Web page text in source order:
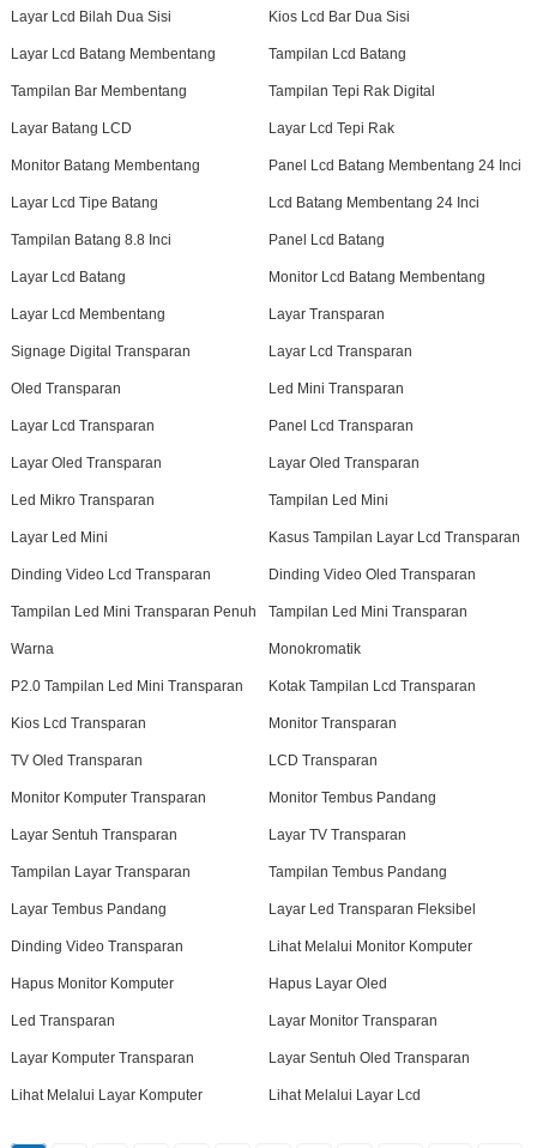
Layar Lcd Bilah Dua Sisi Kios Lcd Bar Dua Sisi
Layar Lcd Batang Membentang Tampilan Lcd Batang
Tampilan Bar Membentang Tampilan Tepi Rak Digital
Layar Batang LCD Layar Lcd Tepi Rak
Monitor Batang Membentang Panel Lcd Batang Membentang 24 Inci
Layar Lcd Tipe Batang Lcd Batang Membentang 24 Inci
Tampilan Batang 8.8 Inci Panel Lcd Batang
Layar Lcd Batang Monitor Lcd Batang Membentang
Layar Lcd Membentang Layar Transparan
Signage Digital Transparan Layar Lcd Transparan
Oled Transparan Led Mini Transparan
Layar Lcd Transparan Panel Lcd Transparan
Layar Oled Transparan Layar Oled Transparan
Led Mikro Transparan Tampilan Led Mini
Layar Led Mini Kasus Tampilan Layar Lcd Transparan
Dinding Video Lcd Transparan Dinding Video Oled Transparan
Tampilan Led Mini Transparan Penuh
Warna
Tampilan Led Mini Transparan
Monokromatik
P2.0 Tampilan Led Mini Transparan Kotak Tampilan Lcd Transparan
Kios Lcd Transparan Monitor Transparan
TV Oled Transparan LCD Transparan
Monitor Komputer Transparan Monitor Tembus Pandang
Layar Sentuh Transparan Layar TV Transparan
Tampilan Layar Transparan Tampilan Tembus Pandang
Layar Tembus Pandang Layar Led Transparan Fleksibel
Dinding Video Transparan Lihat Melalui Monitor Komputer
Hapus Monitor Komputer Hapus Layar Oled
Led Transparan Layar Monitor Transparan
Layar Komputer Transparan Layar Sentuh Oled Transparan
Lihat Melalui Layar Komputer Lihat Melalui Layar Lcd